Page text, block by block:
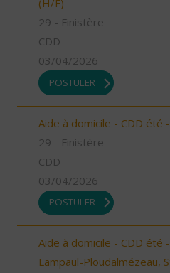
(H/F)
29 - Finistère
CDD
03/04/2026
POSTULER
Aide à domicile - CDD été
29 - Finistère
CDD
03/04/2026
POSTULER
Aide à domicile - CDD été
Lampaul-Ploudalmézeau,